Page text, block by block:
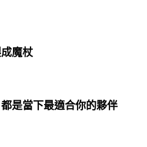
魔杖
都是當下最適合你的夥伴